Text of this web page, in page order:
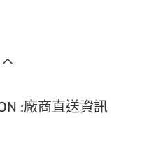
:廠商直送資訊